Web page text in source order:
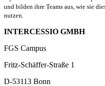
und bilden ihre Teams aus, wie sie
nutzen.
INTERCESSIO GMBH
FGS Campus
Fritz-Schäffer-Straße 1
D-53113 Bonn